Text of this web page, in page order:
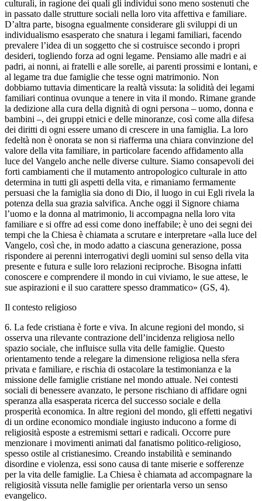
culturali, in ragione dei quali gli individui sono meno sostenuti che
in passato dalle strutture sociali nella loro vita affettiva e familiare.
D’altra parte, bisogna egualmente considerare gli sviluppi di un
individualismo esasperato che snatura i legami familiari, facendo
prevalere l’idea di un soggetto che si costruisce secondo i propri
desideri, togliendo forza ad ogni legame. Pensiamo alle madri e ai
padri, ai nonni, ai fratelli e alle sorelle, ai parenti prossimi e lontani, e
al legame tra due famiglie che tesse ogni matrimonio. Non
dobbiamo tuttavia dimenticare la realtà vissuta: la solidità dei legami
familiari continua ovunque a tenere in vita il mondo. Rimane grande
la dedizione alla cura della dignità di ogni persona – uomo, donna e
bambini –, dei gruppi etnici e delle minoranze, così come alla difesa
dei diritti di ogni essere umano di crescere in una famiglia. La loro
fedeltà non è onorata se non si riafferma una chiara convinzione del
valore della vita familiare, in particolare facendo affidamento alla
luce del Vangelo anche nelle diverse culture. Siamo consapevoli dei
forti cambiamenti che il mutamento antropologico culturale in atto
determina in tutti gli aspetti della vita, e rimaniamo fermamente
persuasi che la famiglia sia dono di Dio, il luogo in cui Egli rivela la
potenza della sua grazia salvifica. Anche oggi il Signore chiama
l’uomo e la donna al matrimonio, li accompagna nella loro vita
familiare e si offre ad essi come dono ineffabile; è uno dei segni dei
tempi che la Chiesa è chiamata a scrutare e interpretare «alla luce del
Vangelo, così che, in modo adatto a ciascuna generazione, possa
rispondere ai perenni interrogativi degli uomini sul senso della vita
presente e futura e sulle loro relazioni reciproche. Bisogna infatti
conoscere e comprendere il mondo in cui viviamo, le sue attese, le
sue aspirazioni e il suo carattere spesso drammatico» (GS, 4).
Il contesto religioso
6. La fede cristiana è forte e viva. In alcune regioni del mondo, si
osserva una rilevante contrazione dell’incidenza religiosa nello
spazio sociale, che influisce sulla vita delle famiglie. Questo
orientamento tende a relegare la dimensione religiosa nella sfera
privata e familiare, e rischia di ostacolare la testimonianza e la
missione delle famiglie cristiane nel mondo attuale. Nei contesti
sociali di benessere avanzato, le persone rischiano di affidare ogni
speranza alla esasperata ricerca del successo sociale e della
prosperità economica. In altre regioni del mondo, gli effetti negativi
di un ordine economico mondiale ingiusto inducono a forme di
religiosità esposte a estremismi settari e radicali. Occorre pure
menzionare i movimenti animati dal fanatismo politico-religioso,
spesso ostile al cristianesimo. Creando instabilità e seminando
disordine e violenza, essi sono causa di tante miserie e sofferenze
per la vita delle famiglie. La Chiesa è chiamata ad accompagnare la
religiosità vissuta nelle famiglie per orientarla verso un senso
evangelico.